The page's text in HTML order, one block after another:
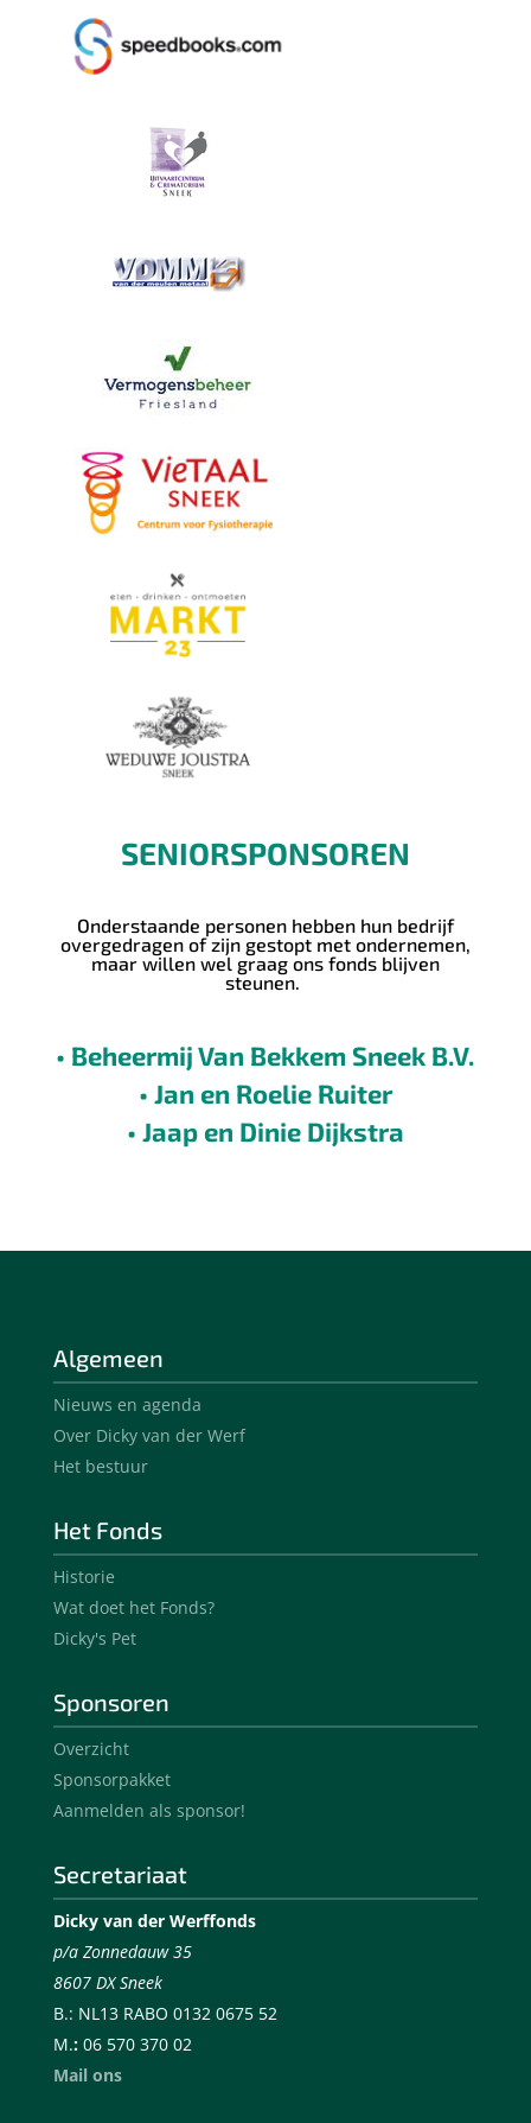
SENIORSPONSOREN
Onderstaande personen hebben hun bedrijf
overgedragen of zijn gestopt met ondernemen,
maar willen wel graag ons fonds blijven
steunen.
• Beheermij Van Bekkem Sneek B.V.
• Jan en Roelie Ruiter
• Jaap en Dinie Dijkstra
Algemeen
Nieuws en agenda
Over Dicky van der Werf
Het bestuur
Het Fonds
Historie
Wat doet het Fonds?
Dicky's Pet
Sponsoren
Overzicht
Sponsorpakket
Aanmelden als sponsor!
Secretariaat
Dicky van der Werffonds
p/a Zonnedauw 35
8607 DX Sneek
B.: NL13 RABO 0132 0675 52
M.:06 570 370 02
Mail ons